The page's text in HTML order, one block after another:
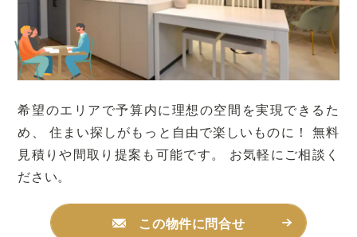
希望のエリアで予算内に理想の空間を実現できるた
め、
住まい探しがもっと自由で楽しいものに！ 無料
見積りや間取り提案も可能です。
お気軽にご相談く
ださい。
この物件に問合せ